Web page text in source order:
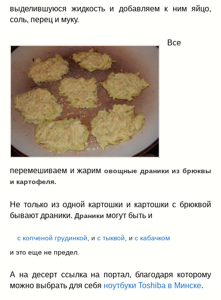
выделившуюся жидкость и добавляем к ним яйцо,
соль, перец и муку.
Все
перемешиваем и жарим овощные драники из брюквы
и картофеля.
Не только из одной картошки и картошки с брюквой
бывают драники. Драники могут быть и
с копченой грудинкой , и с тыквой , и с кабачком
и это еще не предел.
А на десерт ссылка на портал, благодаря которому
можно выбрать для себя ноутбуки Toshiba в Минске.